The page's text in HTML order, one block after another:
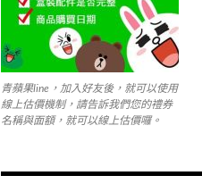
青蘋果line，加入好友後，就可以使用
線上估價機制，請告訴我們您的禮券
名稱與面額，就可以線上估價囉。